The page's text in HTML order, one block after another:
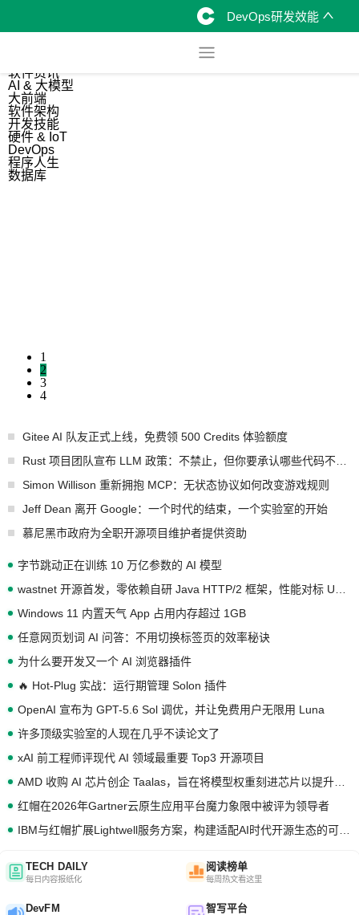
DevOps研发效能
软件资讯
AI & 大模型
大前端
软件架构
开发技能
硬件 & IoT
DevOps
程序人生
数据库
1
2
3
4
Gitee AI 队友正式上线，免费领 500 Credits 体验额度
Simon Willison 重新拥抱 MCP：无状态协议如何改变游戏规则
Jeff Dean 离开 Google：一个时代的结束，一个实验室的开始
慕尼黑市政府为全职开源项目维护者提供资助
字节跳动正在训练 10 万亿参数的 AI 模型
Windows 11 内置天气 App 占用内存超过 1GB
任意网页划词 AI 问答：不用切换标签页的效率秘诀
为什么要开发又一个 AI 浏览器插件
🔥 Hot-Plug 实战：运行期管理 Solon 插件
OpenAI 宣布为 GPT-5.6 Sol 调优，并让免费用户无限用 Luna
许多顶级实验室的人现在几乎不读论文了
xAI 前工程师评现代 AI 领域最重要 Top3 开源项目
红帽在2026年Gartner云原生应用平台魔力象限中被评为领导者
TECH DAILY
每日内容报纸化
阅读榜单
每周热文看这里
DevFM 智写平台